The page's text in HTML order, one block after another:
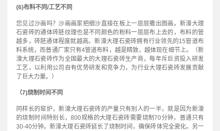
(6)布料不同/工艺不同
您见过沙画吗？沙画画家把细沙直接在板上一层层撒出图画。新濠大理
石瓷砖的通体砖胚纹理也是不同颜色的粉料一层层布上去的，布料的管
越多，砖胚通体程度就越高。新濠大理石瓷砖拥有行业领先的15管道布
料系统，而普通厂家只有4管道布料，越是精致，越体现在细节上。（新
濠大理石瓷砖作为全国最大的大理石瓷砖生产商，每年斥巨资投入研发
工艺，以利用公司自有优势研发和竞争力，为行业大理石瓷砖发展贡献
了巨大力量。）
（7)烧制时间不同
同样长的窑炉，新濠大理石瓷砖的产量只有别人的一半，就是因为新濠
的烧制时间特别长，800规格的大理石瓷砖需要烧制70分钟，普通只有
30-40分钟。新濠大理石瓷砖延长了烧制时间，确保砖体完全瓷化。另一